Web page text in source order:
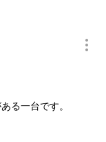
る一台です。